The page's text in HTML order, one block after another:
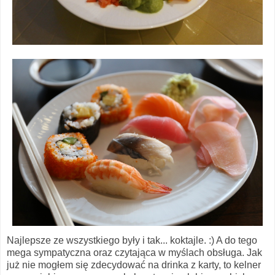
Najlepsze ze wszystkiego były i tak... koktajle. :) A do tego
mega sympatyczna oraz czytająca w myślach obsługa. Jak
już nie mogłem się zdecydować na drinka z karty, to kelner